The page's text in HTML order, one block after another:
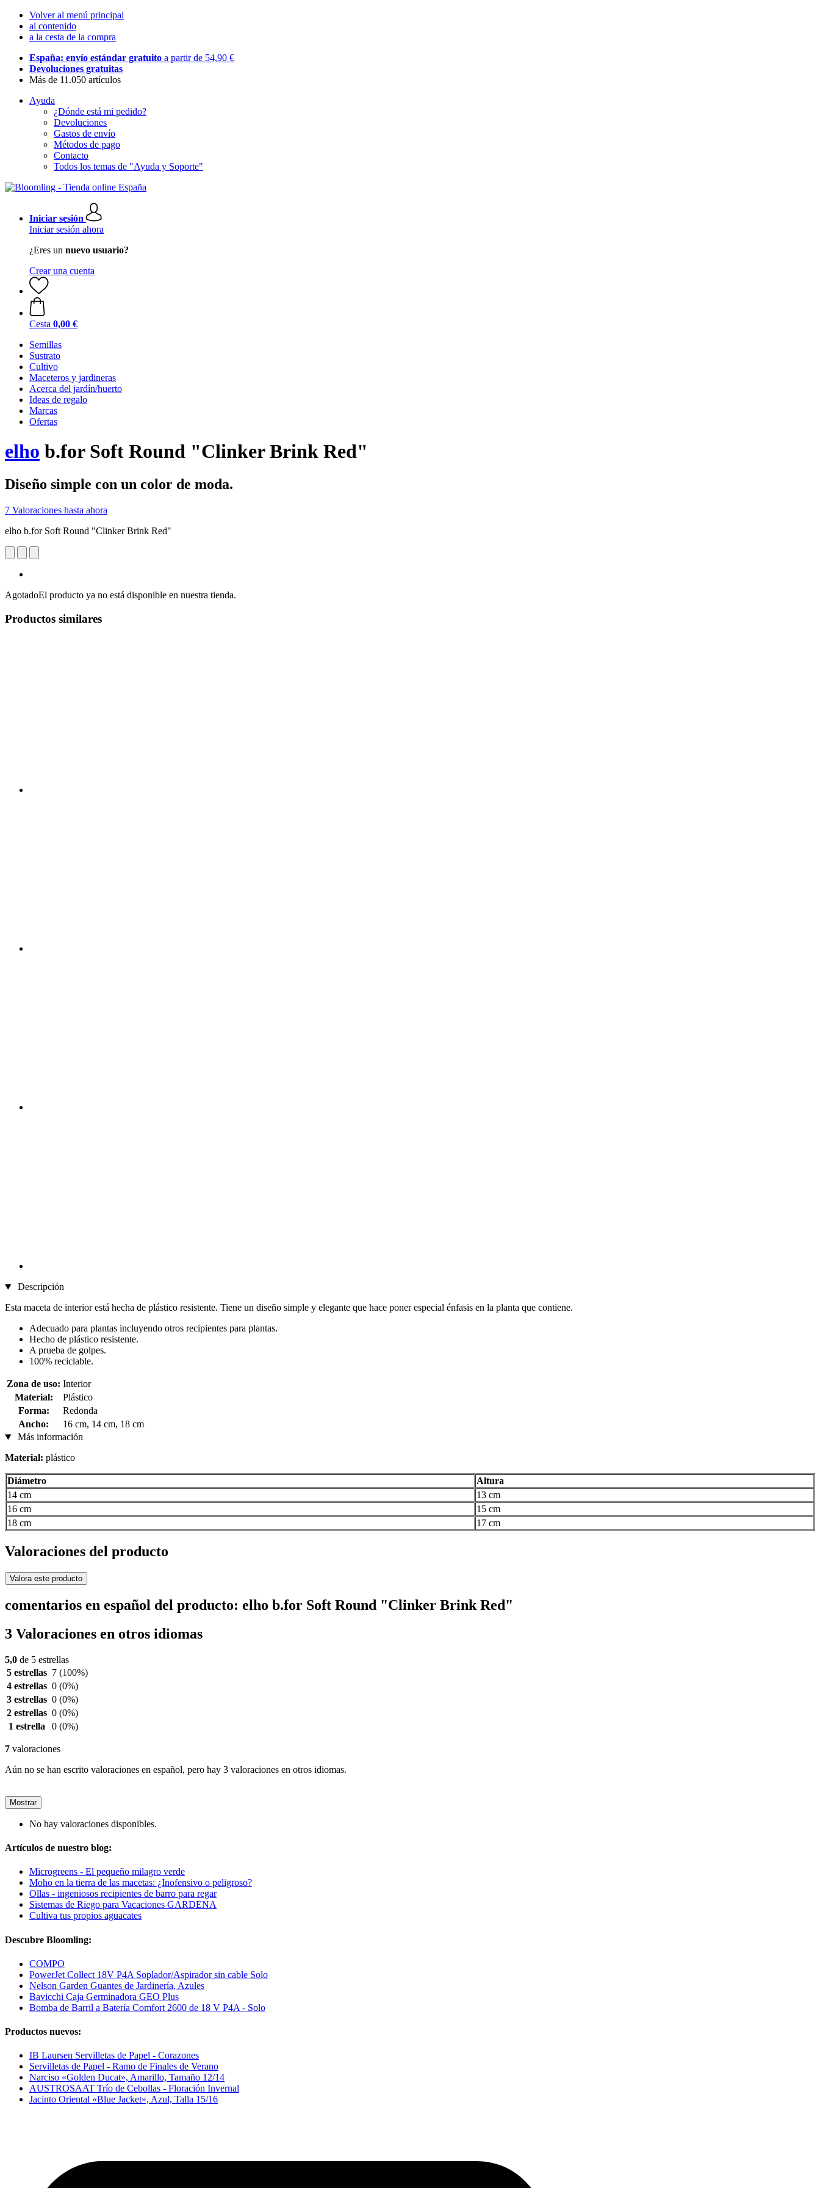
Volver al menú principal
al contenido
a la cesta de la compra
España: envío estándar gratuito a partir de 54,90 €
Devoluciones gratuitas
Más de 11.050 artículos
Ayuda
¿Dónde está mi pedido?
Devoluciones
Gastos de envío
Métodos de pago
Contacto
Todos los temas de "Ayuda y Soporte"
Iniciar sesión
Iniciar sesión ahora
¿Eres un nuevo usuario?
Crear una cuenta
Cesta 0,00 €
Semillas
Sustrato
Cultivo
Maceteros y jardineras
Acerca del jardín/huerto
Ideas de regalo
Marcas
Ofertas
elho b.for Soft Round "Clinker Brink Red"
Diseño simple con un color de moda.
7 Valoraciones hasta ahora
elho b.for Soft Round "Clinker Brink Red"
AgotadoEl producto ya no está disponible en nuestra tienda.
Productos similares
Descripción
Esta maceta de interior está hecha de plástico resistente. Tiene un diseño simple y elegante que hace poner especial énfasis en la planta que contiene.
Adecuado para plantas incluyendo otros recipientes para plantas.
Hecho de plástico resistente.
A prueba de golpes.
100% reciclable.
Zona de uso: Interior
Material:
Plástico
Forma:
Redonda
Ancho:
16 cm, 14 cm, 18 cm
Más información
Material: plástico
Diámetro
Altura
14 cm
13 cm
16 cm
15 cm
18 cm
17 cm
Valoraciones del producto
Valora este producto
comentarios en español del producto: elho b.for Soft Round "Clinker Brink Red"
3 Valoraciones en otros idiomas
5,0 de 5 estrellas
5 estrellas 7 (100%)
4 estrellas 0 (0%)
3 estrellas 0 (0%)
2 estrellas 0 (0%)
1 estrella
0 (0%)
7 valoraciones
Aún no se han escrito valoraciones en español, pero hay 3 valoraciones en otros idiomas.
Mostrar
No hay valoraciones disponibles.
Artículos de nuestro blog:
Microgreens - El pequeño milagro verde
Moho en la tierra de las macetas: ¿Inofensivo o peligroso?
Ollas - ingeniosos recipientes de barro para regar
Sistemas de Riego para Vacaciones GARDENA
Cultiva tus propios aguacates
Descubre Bloomling:
COMPO
PowerJet Collect 18V P4A Soplador/Aspirador sin cable Solo
Nelson Garden Guantes de Jardinería, Azules
Bavicchi Caja Germinadora GEO Plus
Bomba de Barril a Batería Comfort 2600 de 18 V P4A - Solo
Productos nuevos:
IB Laursen Servilletas de Papel - Corazones
Servilletas de Papel - Ramo de Finales de Verano
Narciso «Golden Ducat», Amarillo, Tamaño 12/14
AUSTROSAAT Trío de Cebollas - Floración Invernal
Jacinto Oriental «Blue Jacket», Azul, Talla 15/16